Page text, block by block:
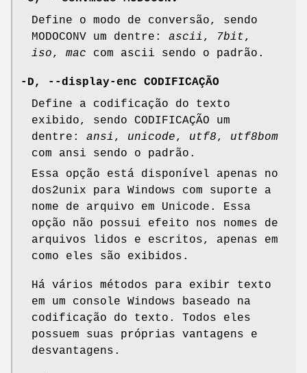
Define o modo de conversão, sendo
MODOCONV um dentre: ascii , 7bit,
iso, mac com ascii sendo o padrão.
-D, --display-enc CODIFICAÇÃO
Define a codificação do texto
exibido, sendo CODIFICAÇÃO um
dentre: ansi , unicode, utf8, utf8bom
com ansi sendo o padrão.
Essa opção está disponível apenas no
dos2unix para Windows com suporte a
nome de arquivo em Unicode. Essa
opção não possui efeito nos nomes de
arquivos lidos e escritos, apenas em
como eles são exibidos.
Há vários métodos para exibir texto
em um console Windows baseado na
codificação do texto. Todos eles
possuem suas próprias vantagens e
desvantagens.